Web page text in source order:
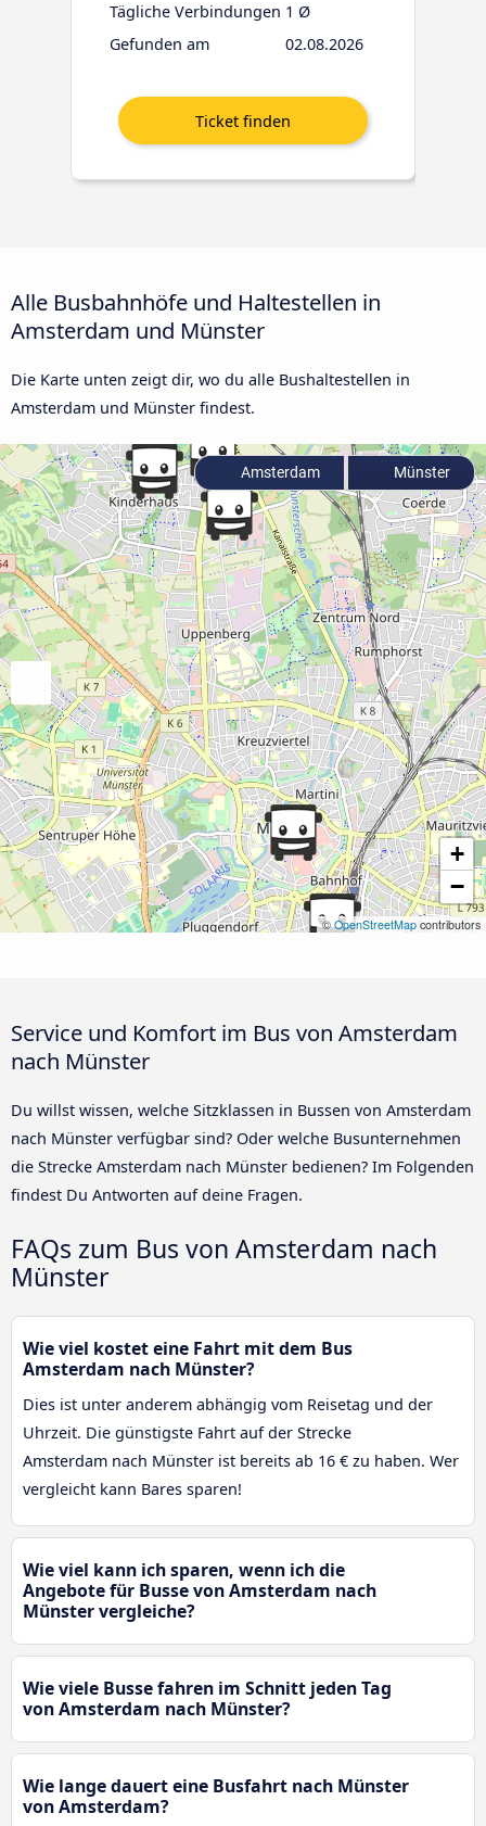
Tägliche Verbindungen 1 Ø
Gefunden am
02.08.2026
Alle Busbahnhöfe und Haltestellen in
Amsterdam und Münster
Die Karte unten zeigt dir, wo du alle Bushaltestellen in
Amsterdam und Münster findest.
+
−
©OpenStreetMap contributors
Amsterdam Münster
Service und Komfort im Bus von Amsterdam
nach Münster
Du willst wissen, welche Sitzklassen in Bussen von Amsterdam
nach Münster verfügbar sind? Oder welche Busunternehmen
die Strecke Amsterdam nach Münster bedienen? Im Folgenden
findest Du Antworten auf deine Fragen.
FAQs zum Bus von Amsterdam nach
Münster
Wie viel kostet eine Fahrt mit dem Bus
Amsterdam nach Münster?
Dies ist unter anderem abhängig vom Reisetag und der
Uhrzeit. Die günstigste Fahrt auf der Strecke
Amsterdam nach Münster ist bereits ab 16 € zu haben. Wer
vergleicht kann Bares sparen!
Wie viel kann ich sparen, wenn ich die
Angebote für Busse von Amsterdam nach
Münster vergleiche?
Wie viele Busse fahren im Schnitt jeden Tag
von Amsterdam nach Münster?
Wie lange dauert eine Busfahrt nach Münster
von Amsterdam?